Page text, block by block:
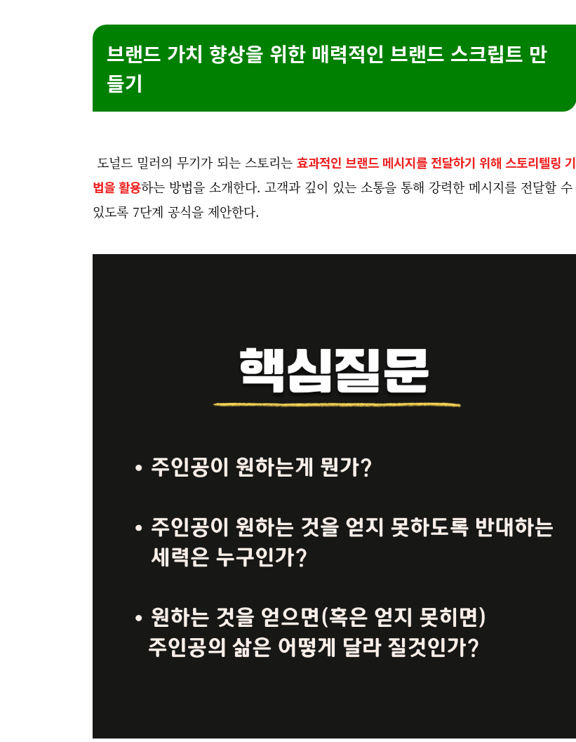
브랜드 가치 향상을 위한 매력적인 브랜드 스크립트 만
들기
도널드 밀러의 무기가 되는 스토리는 효과적인 브랜드 메시지를 전달하기 위해 스토리텔링 기
법을 활용하는 방법을 소개한다. 고객과 깊이 있는 소통을 통해 강력한 메시지를 전달할 수
있도록 7단계 공식을 제안한다.